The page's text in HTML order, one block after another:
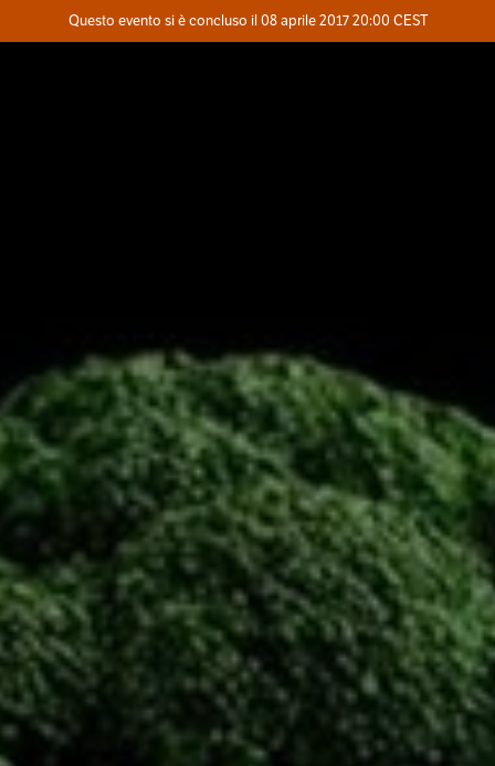
Dove
Questo evento si è concluso il 08 aprile 2017 20:00 CEST